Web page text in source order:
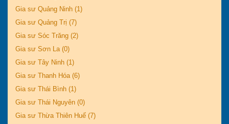
Gia sư Quảng Ninh (1)
Gia sư Quảng Trị (7)
Gia sư Sóc Trăng (2)
Gia sư Sơn La (0)
Gia sư Tây Ninh (1)
Gia sư Thanh Hóa (6)
Gia sư Thái Bình (1)
Gia sư Thái Nguyên (0)
Gia sư Thừa Thiên Huế (7)